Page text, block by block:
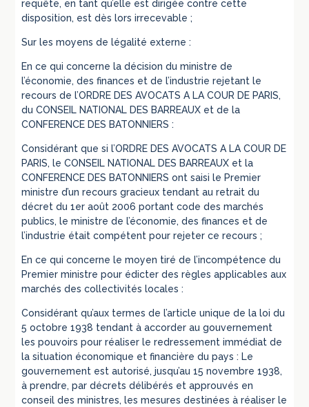
requête, en tant qu’elle est dirigée contre cette
disposition, est dès lors irrecevable ;
Sur les moyens de légalité externe :
En ce qui concerne la décision du ministre de
l’économie, des finances et de l’industrie rejetant le
recours de l’ORDRE DES AVOCATS A LA COUR DE PARIS,
du CONSEIL NATIONAL DES BARREAUX et de la
CONFERENCE DES BATONNIERS :
Considérant que si l’ORDRE DES AVOCATS A LA COUR DE
PARIS, le CONSEIL NATIONAL DES BARREAUX et la
CONFERENCE DES BATONNIERS ont saisi le Premier
ministre d’un recours gracieux tendant au retrait du
décret du 1er août 2006 portant code des marchés
publics, le ministre de l’économie, des finances et de
l’industrie était compétent pour rejeter ce recours ;
En ce qui concerne le moyen tiré de l’incompétence du
Premier ministre pour édicter des règles applicables aux
marchés des collectivités locales :
Considérant qu’aux termes de l’article unique de la loi du
5 octobre 1938 tendant à accorder au gouvernement
les pouvoirs pour réaliser le redressement immédiat de
la situation économique et financière du pays : Le
gouvernement est autorisé, jusqu’au 15 novembre 1938,
à prendre, par décrets délibérés et approuvés en
conseil des ministres, les mesures destinées à réaliser le